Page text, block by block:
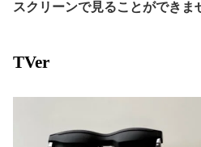
スクリーンで見ることができま
TVer